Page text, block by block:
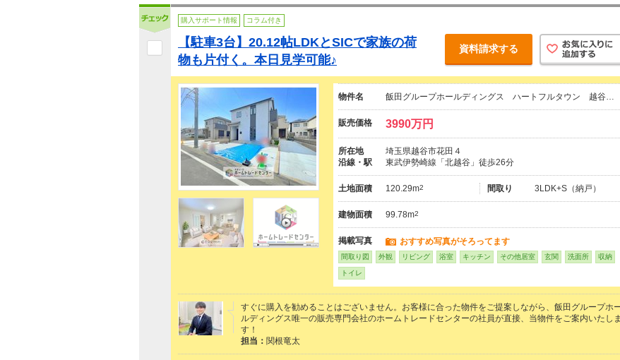
購入サポート情報 コラム付き
【駐車3台】20.12帖LDKとSICで家族の荷
物も片付く。本日見学可能♪
資料請求する
物件名 飯田グループホールディングス ハートフルタウン 越谷…
販売価格 3990万円
所在地
埼玉県越谷市花田４
沿線・駅
東武伊勢崎線「北越谷」徒歩26分
土地面積 120.29m2 間取り 3LDK+S（納戸）
建物面積 99.78m2
掲載写真 おすすめ写真がそろってます
間取り図 外観 リビング 浴室 キッチン その他居室 玄関 洗面所 収納
トイレ
すぐに購入を勧めることはございません。お客様に合った物件をご提案しながら、飯田グループホ
ルディングス唯一の販売専門会社のホームトレードセンターの社員が直接、当物件をご案内いたしま
す！
担当： 関根竜太